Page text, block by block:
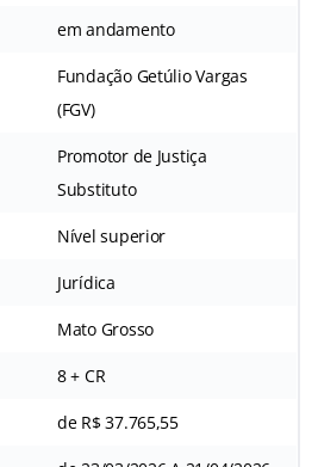
em andamento
Fundação Getúlio Vargas
(FGV)
Promotor de Justiça
Substituto
Nível superior
Jurídica
Mato Grosso
8 + CR
de R$ 37.765,55